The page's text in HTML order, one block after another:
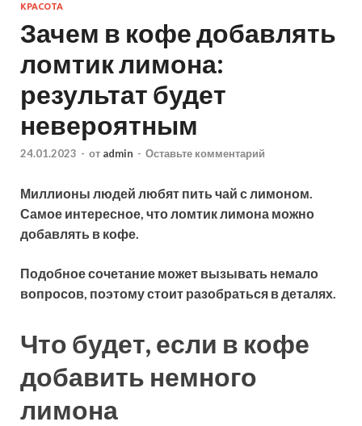
КРАСОТА
Зачем в кофе добавлять
ломтик лимона:
результат будет
невероятным
24.01.2023 - от admin - Оставьте комментарий
Миллионы людей любят пить чай с лимоном.
Самое интересное, что ломтик лимона можно
добавлять в кофе.
Подобное сочетание может вызывать немало
вопросов, поэтому стоит разобраться в деталях.
Что будет, если в кофе
добавить немного
лимона